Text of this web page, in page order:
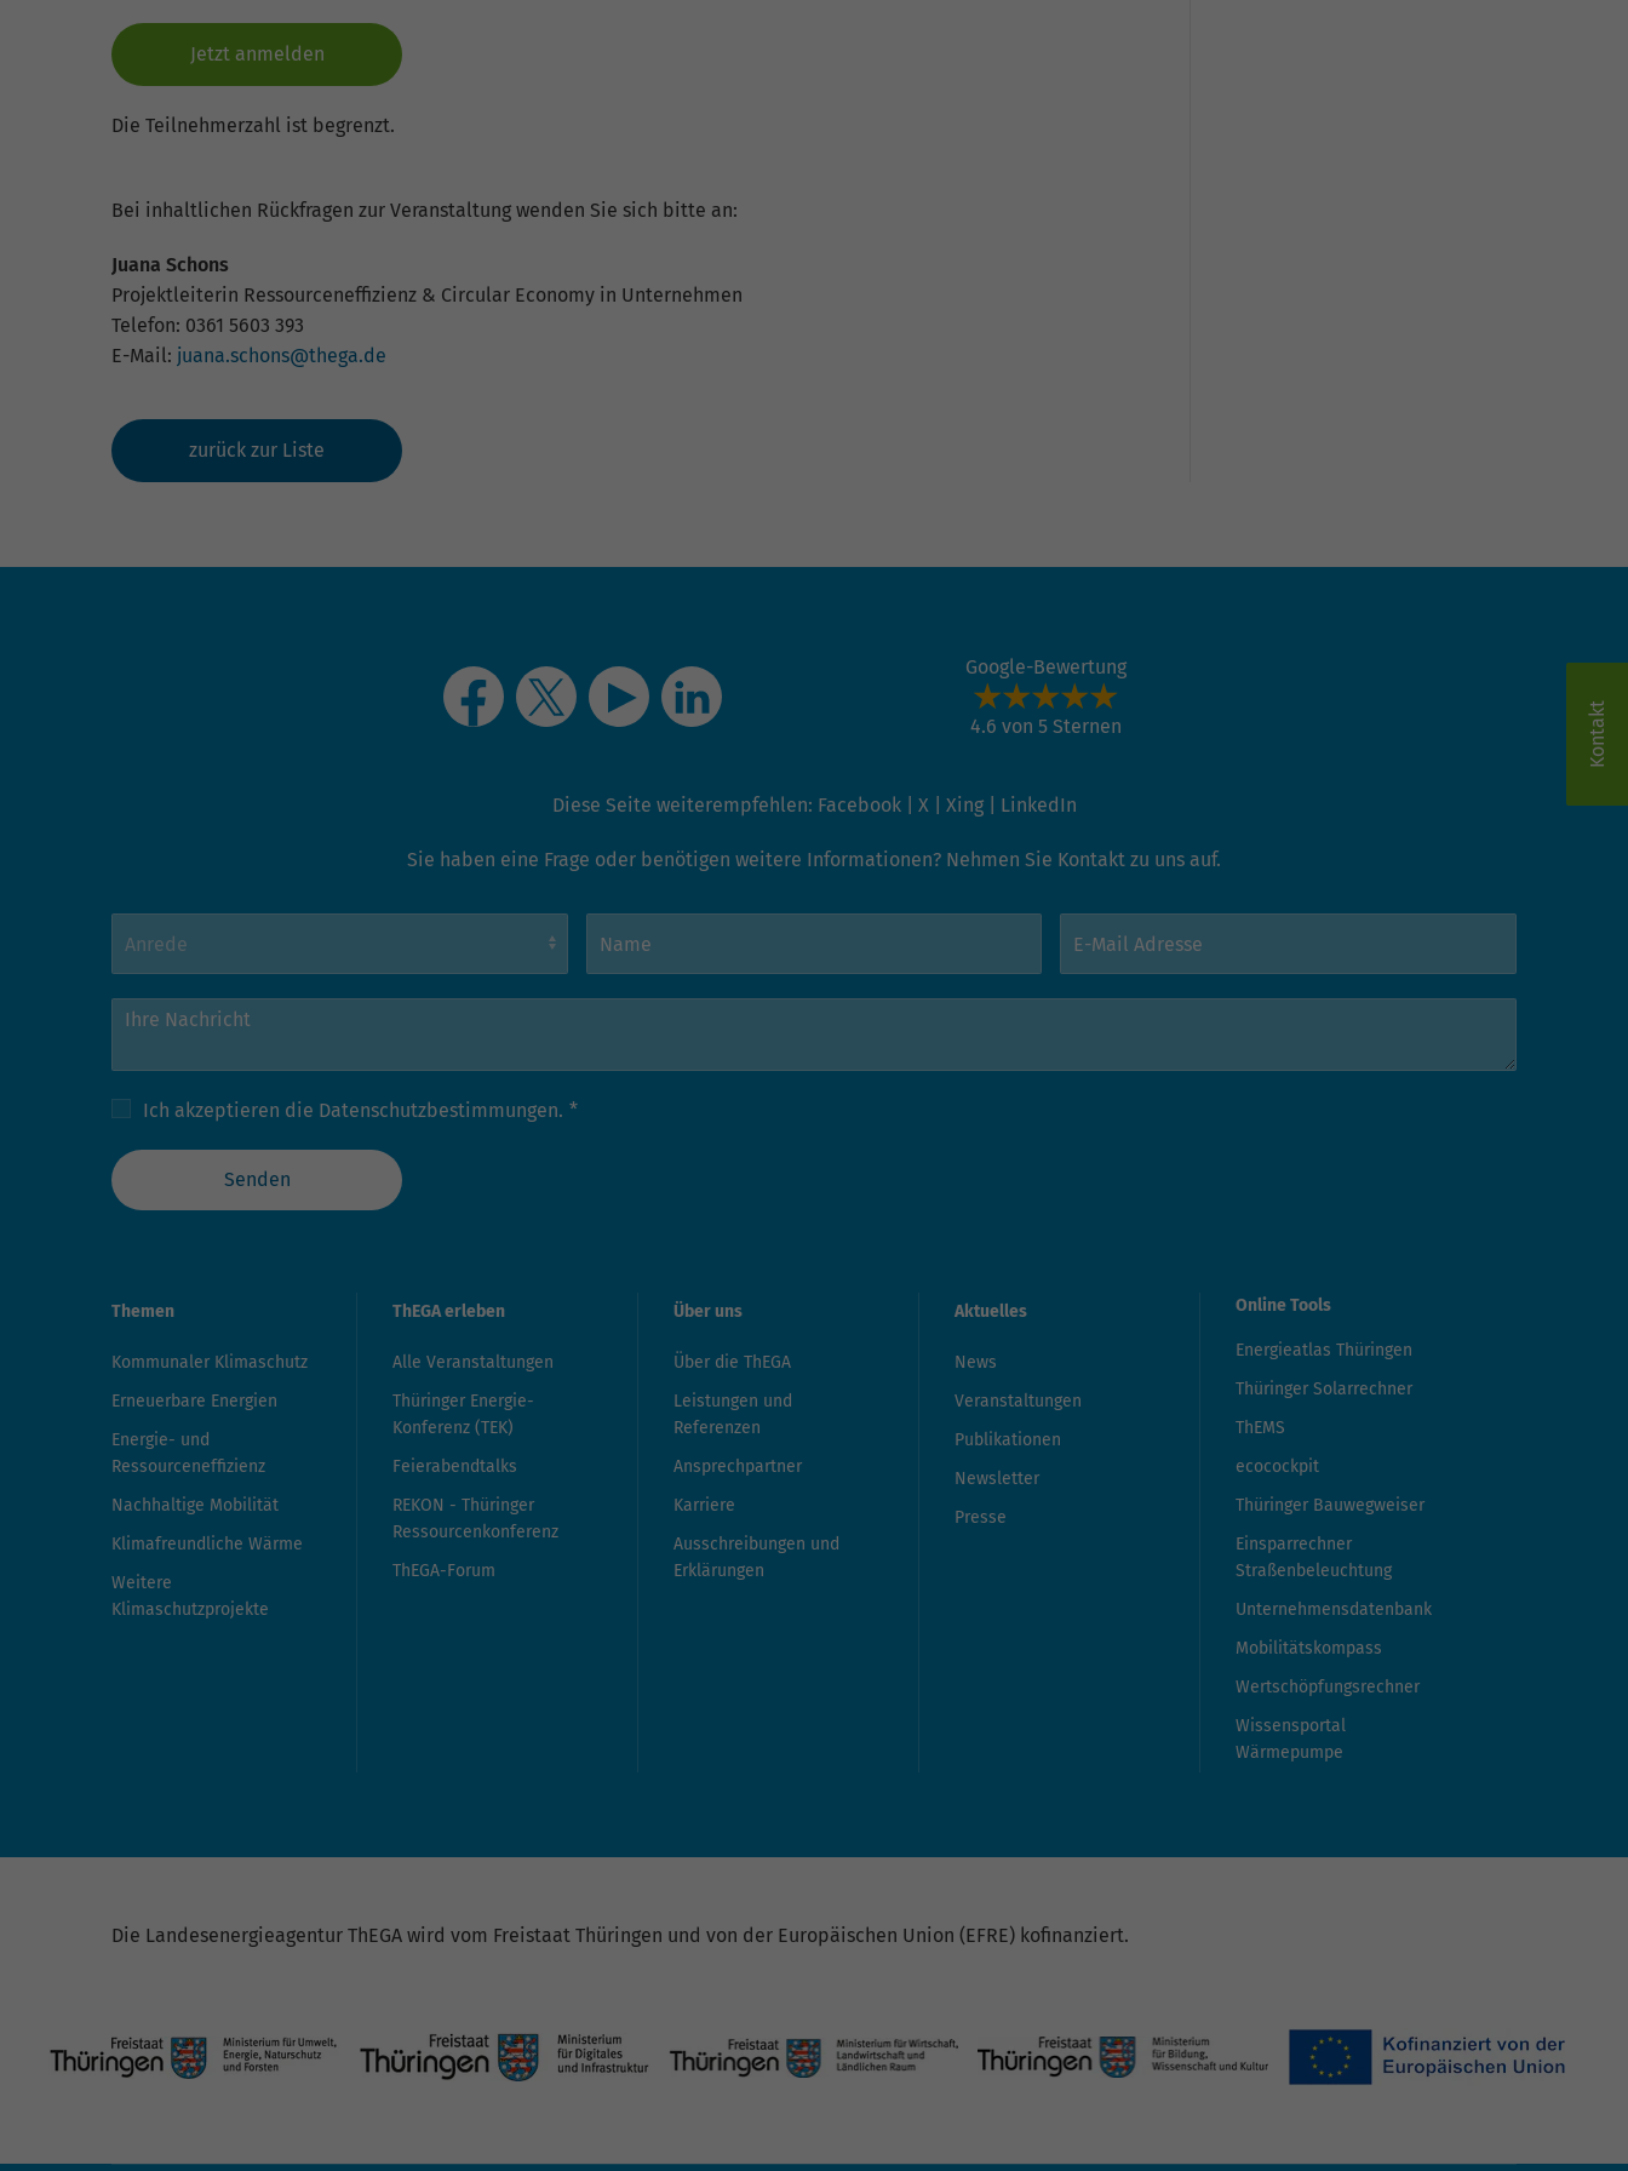
Jetzt anmelden
Die Teilnehmerzahl ist begrenzt.
Bei inhaltlichen Rückfragen zur Veranstaltung wenden Sie sich bitte an:
Juana Schons
Projektleiterin Ressourceneffizienz & Circular Economy in Unternehmen
Telefon: 0361 5603 393
E-Mail: juana.schons@thega.de
zurück zur Liste
Google-Bewertung
4.6 von 5 Sternen
Diese Seite weiterempfehlen: Facebook| X| Xing| LinkedIn
Sie haben eine Frage oder benötigen weitere Informationen? Nehmen Sie Kontakt zu uns auf.
Ich akzeptieren die Datenschutzbestimmungen. *
Senden
Themen
Kommunaler Klimaschutz
Erneuerbare Energien
Energie- und
Ressourceneffizienz
Nachhaltige Mobilität
Klimafreundliche Wärme
Weitere
Klimaschutzprojekte
ThEGA erleben
Alle Veranstaltungen
Thüringer Energie-
Konferenz (TEK)
Feierabendtalks
REKON - Thüringer
Ressourcenkonferenz
ThEGA-Forum
Über uns
Über die ThEGA
Leistungen und
Referenzen
Ansprechpartner
Karriere
Ausschreibungen und
Erklärungen
Aktuelles
News
Veranstaltungen
Publikationen
Newsletter
Presse
Online Tools
Energieatlas Thüringen
Thüringer Solarrechner
ThEMS
ecocockpit
Thüringer Bauwegweiser
Einsparrechner
Straßenbeleuchtung
Unternehmensdatenbank
Mobilitätskompass
Wertschöpfungsrechner
Wissensportal
Wärmepumpe
Die Landesenergieagentur ThEGA wird vom Freistaat Thüringen und von der Europäischen Union (EFRE) kofinanziert.
Kontakt